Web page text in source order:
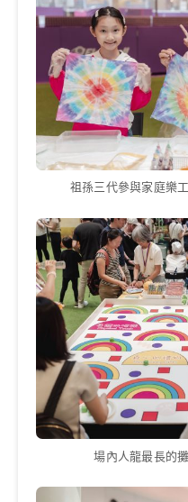
祖孫三代參與家庭樂
場內人龍最長的